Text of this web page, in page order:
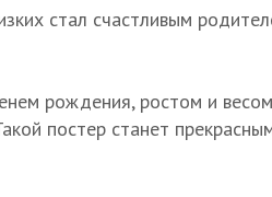
стал счастливым
рождения, ростом и
постер станет